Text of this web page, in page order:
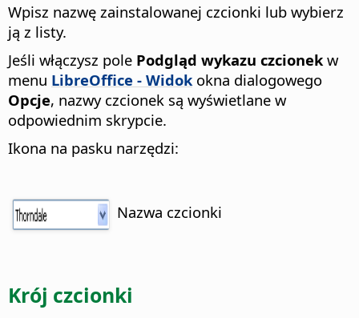
Wpisz nazwę zainstalowanej czcionki lub wybierz
ją z listy.
Jeśli włączysz pole Podgląd wykazu czcionek w
menu LibreOffice - Widok okna dialogowego
Opcje, nazwy czcionek są wyświetlane w
odpowiednim skrypcie.
Ikona na pasku narzędzi:
Nazwa czcionki
Krój czcionki